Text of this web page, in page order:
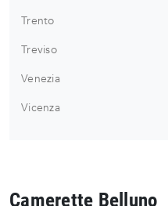
Trento
Treviso
Venezia
Vicenza
Camerette Belluno